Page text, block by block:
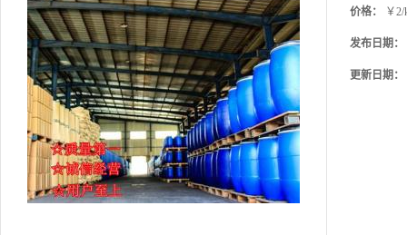
价格： ￥2/
发布日期：
更新日期：